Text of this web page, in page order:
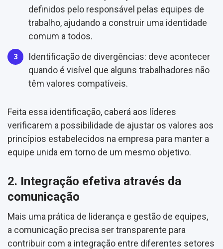
definidos pelo responsável pelas equipes de
trabalho, ajudando a construir uma identidade
comum a todos.
Identificação de divergências: deve acontecer
quando é visível que alguns trabalhadores não
têm valores compatíveis.
Feita essa identificação, caberá aos líderes
verificarem a possibilidade de ajustar os valores aos
princípios estabelecidos na empresa para manter a
equipe unida em torno de um mesmo objetivo.
2. Integração efetiva através da
comunicação
Mais uma prática de liderança e gestão de equipes,
a comunicação precisa ser transparente para
contribuir com a integração entre diferentes setores